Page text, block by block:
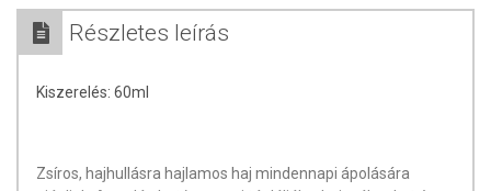
Részletes leírás
Kiszerelés: 60ml
Zsíros, hajhullásra hajlamos haj mindennapi ápolására